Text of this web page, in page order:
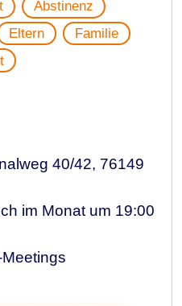
Abstinenz
Eltern
Familie
40/42, 76149
im Monat um 19:00